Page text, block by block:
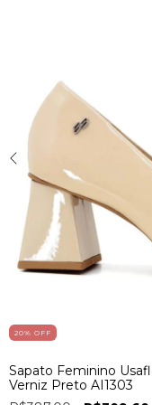
20% OFF
Sapato Feminino
Verniz Preto AI1303